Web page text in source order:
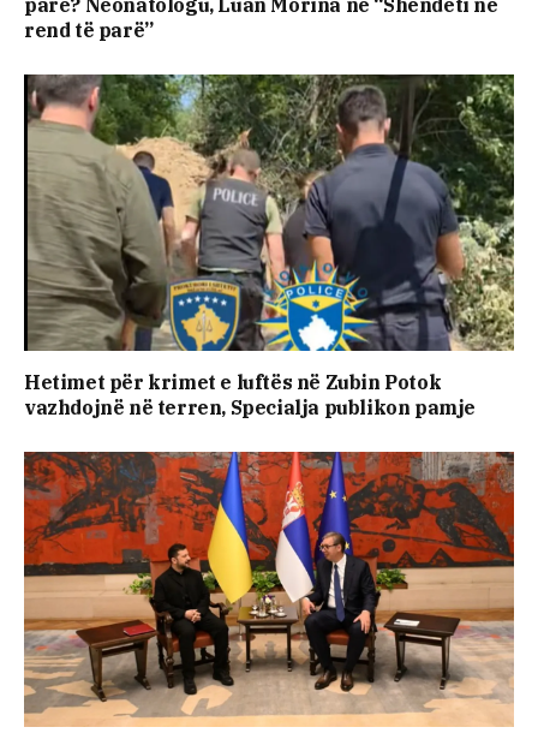
parë? Neonatologu, Luan Morina në “Shëndeti në
rend të parë”
Hetimet për krimet e luftës në Zubin Potok
vazhdojnë në terren, Specialja publikon pamje